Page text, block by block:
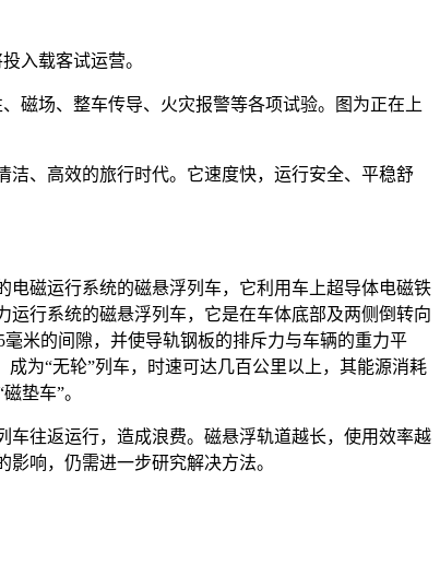
入载客试运营。
磁场、整车传导、火灾报警等各项试验。图为正在上
、高效的旅行时代。它速度快，运行安全、平稳舒
磁运行系统的磁悬浮列车，它利用车上超导体电磁铁
行系统的磁悬浮列车，它是在车体底部及两侧倒转向
米的间隙，并使导轨钢板的排斥力与车辆的重力平
为“无轮”列车，时速可达几百公里以上，其能源消耗
垫车”。
往返运行，造成浪费。磁悬浮轨道越长，使用效率越
响，仍需进一步研究解决方法。